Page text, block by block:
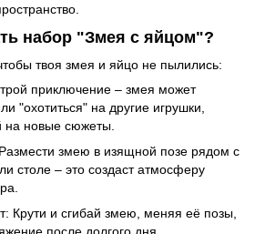
набор "Змея с яйцом"?
твоя змея и яйцо не пылились:
приключение – змея может
"охотиться" на другие игрушки,
на новые сюжеты.
змею в изящной позе рядом с
столе – это создаст атмосферу
Крути и сгибай змею, меняя её позы,